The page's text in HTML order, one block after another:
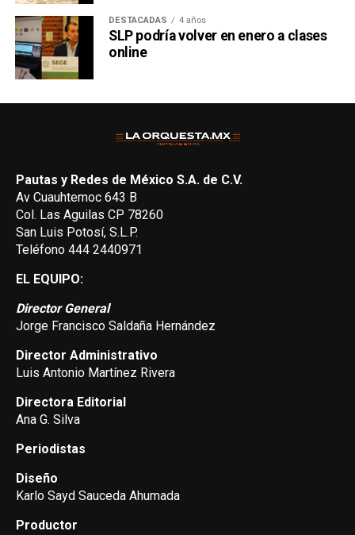
DESTACADAS 4 años
SLP podría volver en enero a clases
online
Pautas y Redes de México S.A. de C.V.
Av Cuauhtemoc 643 B
Col. Las Aguilas CP 78260
San Luis Potosí, S.L.P.
Teléfono 444 2440971
EL EQUIPO:
Director General
Jorge Francisco Saldaña Hernández
Director Administrativo
Luis Antonio Martínez Rivera
Directora Editorial
Ana G. Silva
Periodistas
Diseño
Karlo Sayd Sauceda Ahumada
Productor